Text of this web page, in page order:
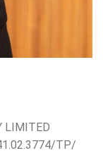
LIMITED
TP/